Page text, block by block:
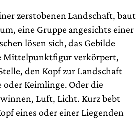
zerstobenen Landschaft, baut
eine Gruppe angesichts einer
lösen sich, das Gebilde
Mittelpunktfigur verkörpert,
den Kopf zur Landschaft
Keimlinge. Oder die
Luft, Licht. Kurz bebt
eines oder einer Liegenden